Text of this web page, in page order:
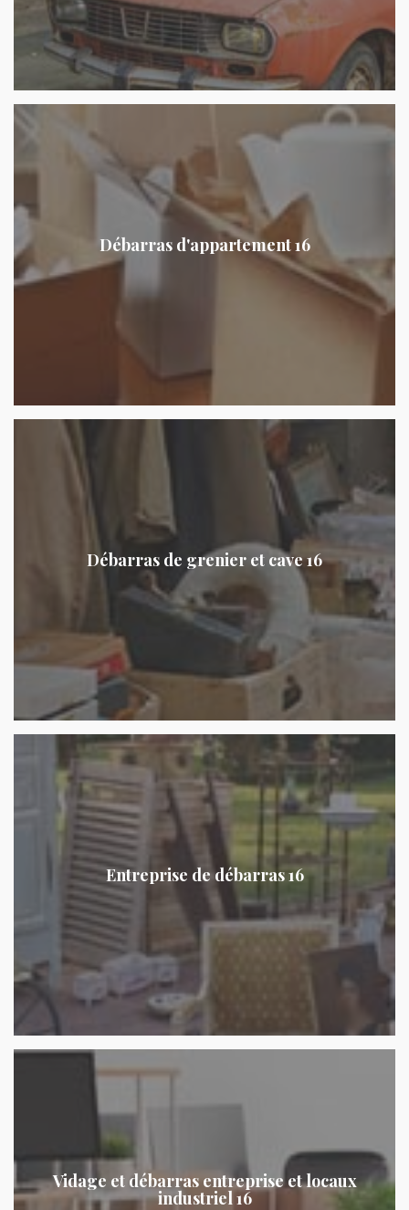
Débarras d'appartement 16
Débarras de grenier et cave 16
Entreprise de débarras 16
Vidage et débarras entreprise et locaux
industriel 16